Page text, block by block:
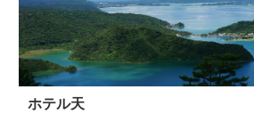
ホテル天